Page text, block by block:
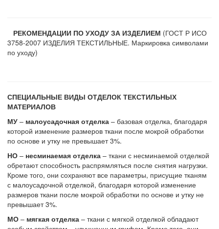
РЕКОМЕНДАЦИИ ПО УХОДУ ЗА ИЗДЕЛИЕМ (ГОСТ Р ИСО
3758-2007 ИЗДЕЛИЯ ТЕКСТИЛЬНЫЕ. Маркировка символами
по уходу)
СПЕЦИАЛЬНЫЕ ВИДЫ ОТДЕЛОК ТЕКСТИЛЬНЫХ
МАТЕРИАЛОВ
МУ – малоусадочная отделка – базовая отделка, благодаря
которой изменение размеров ткани после мокрой обработки
по основе и утку не превышает 3%.
НО – несминаемая отделка – ткани с несминаемой отделкой
обретают способность распрямляться после снятия нагрузки.
Кроме того, они сохраняют все параметры, присущие тканям
с малоусадочной отделкой, благодаря которой изменение
размеров ткани после мокрой обработки по основе и утку не
превышает 3%.
МО – мягкая отделка – ткани с мягкой отделкой обладают